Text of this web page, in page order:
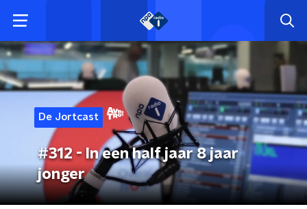
De Jortcast
#312 - In een half jaar 8 jaar
jonger